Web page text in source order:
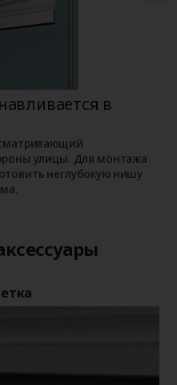
в
улицы. Для монтажа
неглубокую нишу